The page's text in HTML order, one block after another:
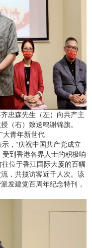
忠森先生（左）向共产主
（右）致送鸣谢锦旗。
大青年新世代
，“庆祝中国共产党成立
到香港各界人士的积极响
位于香江国际大厦的百幅
，共揽访客近千人次。该
发建党百周年纪念特刊，